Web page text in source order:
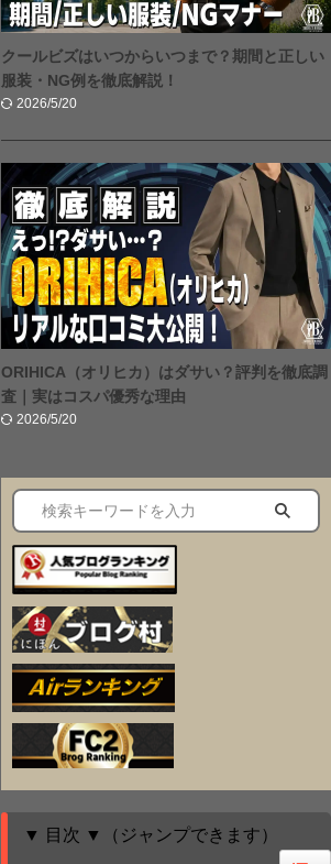
クールビズはいつからいつまで？期間と正しい
服装・NG例を徹底解説！
2026/5/20
ORIHICA（オリヒカ）はダサい？評判を徹底調
査｜実はコスパ優秀な理由
2026/5/20
▼ 目次 ▼（ジャンプできます）